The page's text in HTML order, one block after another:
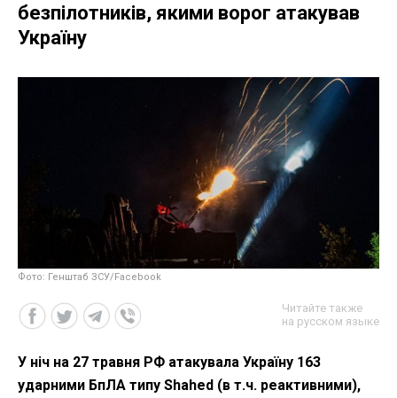
безпілотників, якими ворог атакував
Україну
Фото: Генштаб ЗСУ/Facebook
Читайте также
на русском языке
У ніч на 27 травня РФ атакувала Україну 163
ударними БпЛА типу Shahed (в т.ч. реактивними),